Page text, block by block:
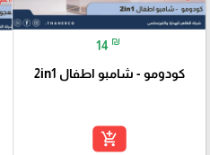
14 ₪
كودومو - شامبو اطفال 2in1
add_shopping_cart